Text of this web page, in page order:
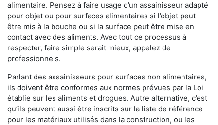
alimentaire. Pensez à faire usage d’un assainisseur adapté
pour objet ou pour surfaces alimentaires si l’objet peut
être mis à la bouche ou si la surface peut être mise en
contact avec des aliments. Avec tout ce processus à
respecter, faire simple serait mieux, appelez de
professionnels.
Parlant des assainisseurs pour surfaces non alimentaires,
ils doivent être conformes aux normes prévues par la Loi
établie sur les aliments et drogues. Autre alternative, c’est
qu’ils peuvent aussi être inscrits sur la liste de référence
pour les matériaux utilisés dans la construction, ou les